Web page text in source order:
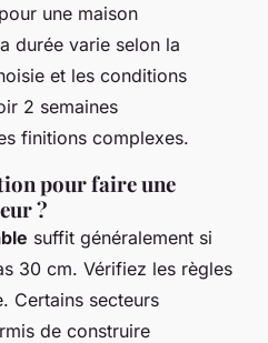
pour une maison
durée varie selon la
et les conditions
2 semaines
finitions complexes.
pour faire une
?
suffit généralement si
30 cm. Vérifiez les règles
Certains secteurs
de construire